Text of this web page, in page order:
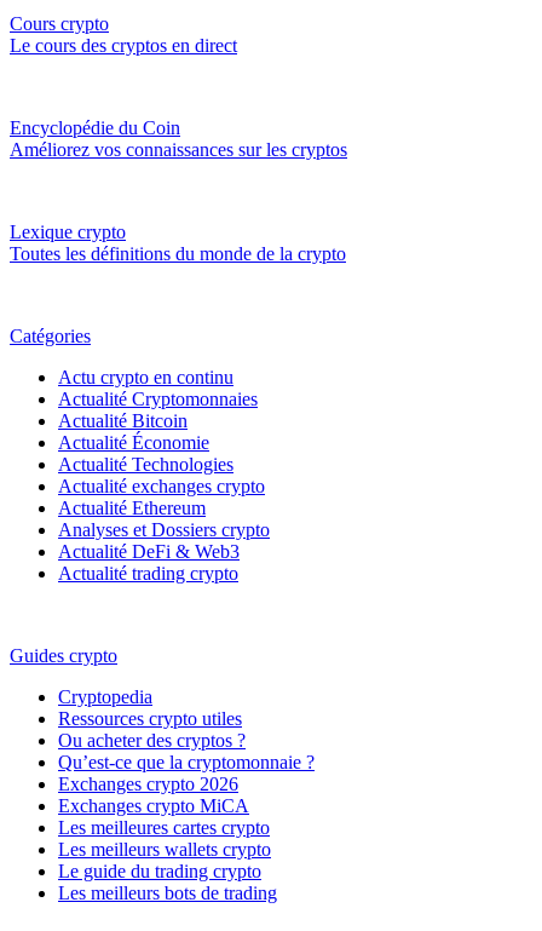
Cours crypto
Le cours des cryptos en direct
Encyclopédie du Coin
Améliorez vos connaissances sur les cryptos
Lexique crypto
Toutes les définitions du monde de la crypto
Catégories
Actu crypto en continu
Actualité Cryptomonnaies
Actualité Bitcoin
Actualité Économie
Actualité Technologies
Actualité exchanges crypto
Actualité Ethereum
Analyses et Dossiers crypto
Actualité DeFi & Web3
Actualité trading crypto
Guides crypto
Cryptopedia
Ressources crypto utiles
Ou acheter des cryptos ?
Qu’est-ce que la cryptomonnaie ?
Exchanges crypto 2026
Exchanges crypto MiCA
Les meilleures cartes crypto
Les meilleurs wallets crypto
Le guide du trading crypto
Les meilleurs bots de trading